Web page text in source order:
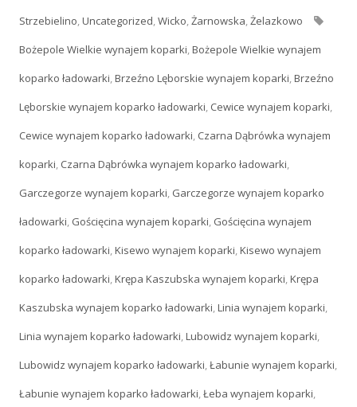
Strzebielino,Uncategorized,Wicko,Żarnowska,Żelazkowo
Bożepole Wielkie wynajem koparki,Bożepole Wielkie wynajem
koparko ładowarki,Brzeźno Lęborskie wynajem koparki,Brzeźno
Lęborskie wynajem koparko ładowarki, Cewice wynajem koparki,
Cewice wynajem koparko ładowarki, Czarna Dąbrówka wynajem
koparki, Czarna Dąbrówka wynajem koparko ładowarki,
Garczegorze wynajem koparki, Garczegorze wynajem koparko
ładowarki, Gościęcina wynajem koparki, Gościęcina wynajem
koparko ładowarki,Kisewo wynajem koparki,Kisewo wynajem
koparko ładowarki,Krępa Kaszubska wynajem koparki,Krępa
Kaszubska wynajem koparko ładowarki,Linia wynajem koparki,
Linia wynajem koparko ładowarki,Lubowidz wynajem koparki,
Lubowidz wynajem koparko ładowarki,Łabunie wynajem koparki,
Łabunie wynajem koparko ładowarki,Łeba wynajem koparki,